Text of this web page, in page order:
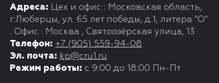
Адреса: Цех и офис : Московская область,
г.Люберцы, ул. 65 лет победы, д.1, литера "О"
. Офис : Москва , Святоозёрская улица, 13
Телефон: +7 (905) 559-94-08
Эл. почта: kp@cru1.ru
Режим работы: с 9:00 до 18:00 Пн-Пт